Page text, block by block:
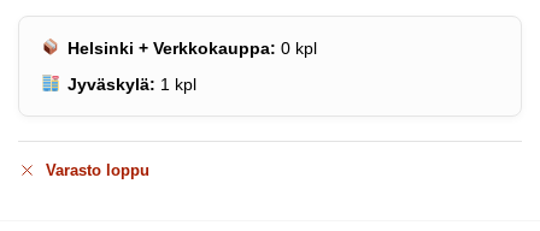
Helsinki + Verkkokauppa: 0 kpl
Jyväskylä: 1 kpl
Varasto loppu